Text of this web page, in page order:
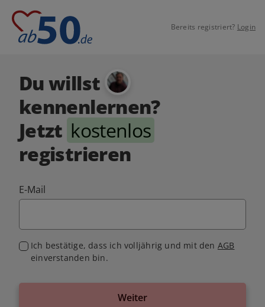
Bereits registriert? Login
Du willst
kennenlernen?
Jetzt kostenlos
registrieren
E-Mail
Ich bestätige, dass ich volljährig und mit den AGB
einverstanden bin.
Weiter